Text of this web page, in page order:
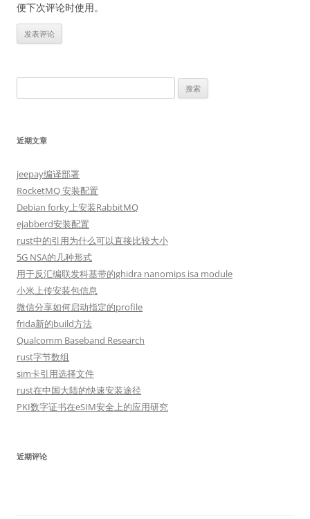
便下次评论时使用。
索：
近期文章
jeepay编译部署
RocketMQ 安装配置
Debian forky上安装RabbitMQ
ejabberd安装配置
rust中的引用为什么可以直接比较大小
5G NSA的几种形式
用于反汇编联发科基带的ghidra nanomips isa module
小米上传安装包信息
微信分享如何启动指定的profile
frida新的build方法
Qualcomm Baseband Research
rust字节数组
sim卡引用选择文件
rust在中国大陆的快速安装途径
PKI数字证书在eSIM安全上的应用研究
近期评论